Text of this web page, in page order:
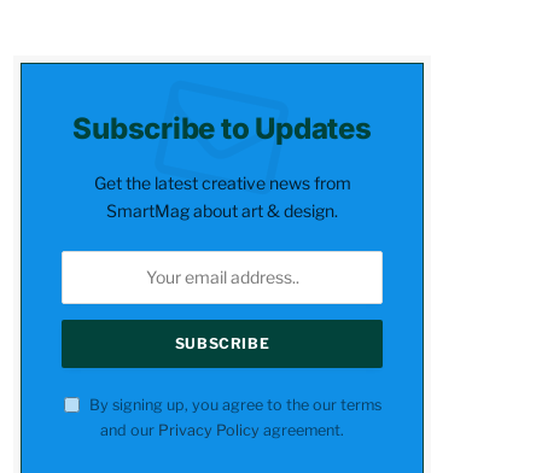
Subscribe to Updates
Get the latest creative news from
SmartMag about art & design.
By signing up, you agree to the our terms
and our Privacy Policy agreement.